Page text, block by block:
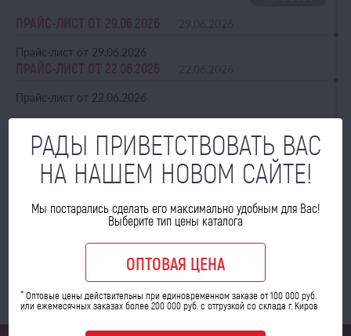
ПРАЙС-ЛИСТ ОТ 29.06.2026
Прайс-лист от 29.06.2026
ПРАЙС-ЛИСТ ОТ 22.06.2026
Прайс-лист от 22.06.2026
ПРАЙС-ЛИСТ ОТ 15.06.2026 15.06.2026
1 2 3 4 5
РАДЫ ПРИВЕТСТВОВАТЬ ВАС
НА НАШЕМ НОВОМ САЙТЕ!
Мы постарались сделать его максимально удобным для Вас!
Выберите тип цены каталога
ОПТОВАЯ ЦЕНА
*Оптовые цены действительны при единовременном заказе от 100 000 руб.
или ежемесячных заказах более 200 000 руб. с отгрузкой со склада г. Киров